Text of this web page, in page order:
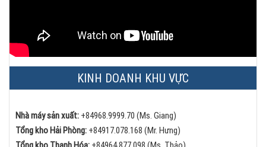
KINH DOANH KHU VỰC
Nhà máy sản xuất: +84968.9999.70 (Ms. Giang)
Tổng kho Hải Phòng: +84917.078.168 (Mr. Hưng)